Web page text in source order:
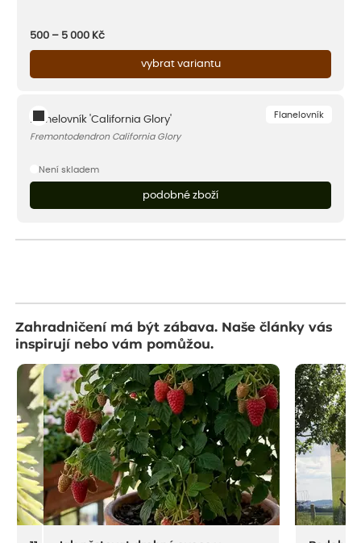
500 – 5 000 Kč
vybrat variantu
Flanelovník
Flanelovník 'California Glory'
Fremontodendron California Glory
Není skladem
podobné zboží
Zahradničení má být zábava. Naše články vás
inspirují nebo vám pomůžou.